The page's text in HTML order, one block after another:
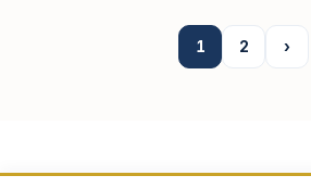
1 2 ›